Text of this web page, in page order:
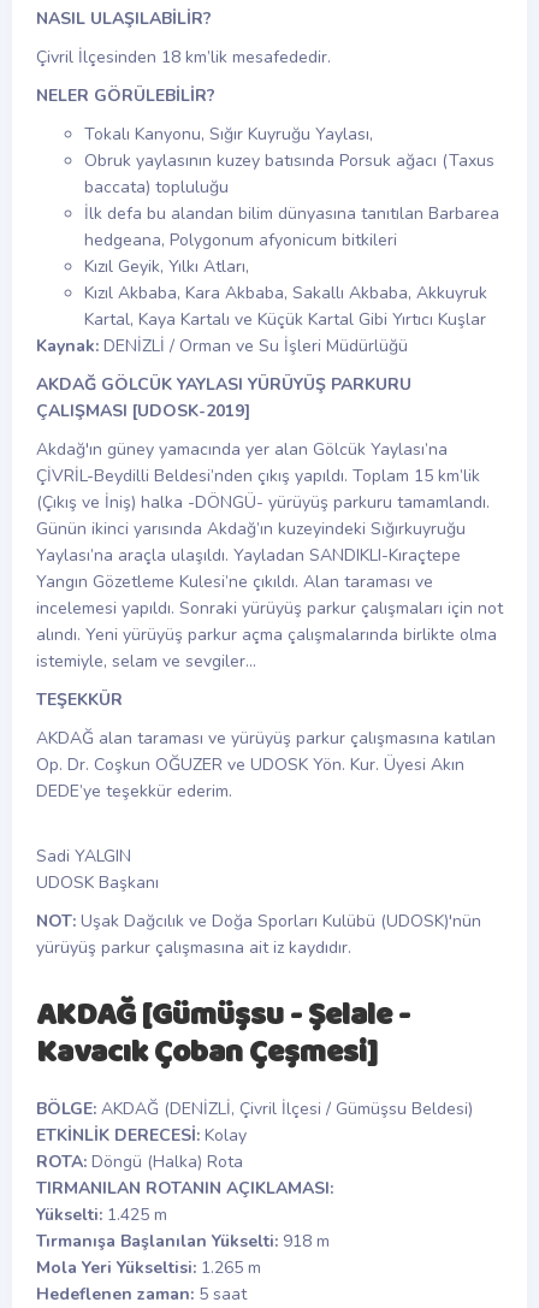
NASIL ULAŞILABİLİR?
Çivril İlçesinden 18 km’lik mesafededir.
NELER GÖRÜLEBİLİR?
Tokalı Kanyonu, Sığır Kuyruğu Yaylası,
Obruk yaylasının kuzey batısında Porsuk ağacı (Taxus
baccata) topluluğu
İlk defa bu alandan bilim dünyasına tanıtılan Barbarea
hedgeana, Polygonum afyonicum bitkileri
Kızıl Geyik, Yılkı Atları,
Kızıl Akbaba, Kara Akbaba, Sakallı Akbaba, Akkuyruk
Kartal, Kaya Kartalı ve Küçük Kartal Gibi Yırtıcı Kuşlar
Kaynak: DENİZLİ / Orman ve Su İşleri Müdürlüğü
AKDAĞ GÖLCÜK YAYLASI YÜRÜYÜŞ PARKURU
ÇALIŞMASI [UDOSK-2019]
Akdağ'ın güney yamacında yer alan Gölcük Yaylası’na
ÇİVRİL-Beydilli Beldesi’nden çıkış yapıldı. Toplam 15 km’lik
(Çıkış ve İniş) halka -DÖNGÜ- yürüyüş parkuru tamamlandı.
Günün ikinci yarısında Akdağ’ın kuzeyindeki Sığırkuyruğu
Yaylası’na araçla ulaşıldı. Yayladan SANDIKLI-Kıraçtepe
Yangın Gözetleme Kulesi’ne çıkıldı. Alan taraması ve
incelemesi yapıldı. Sonraki yürüyüş parkur çalışmaları için not
alındı. Yeni yürüyüş parkur açma çalışmalarında birlikte olma
istemiyle, selam ve sevgiler…
TEŞEKKÜR
AKDAĞ alan taraması ve yürüyüş parkur çalışmasına katılan
Op. Dr. Coşkun OĞUZER ve UDOSK Yön. Kur. Üyesi Akın
DEDE’ye teşekkür ederim.
Sadi YALGIN
UDOSK Başkanı
NOT: Uşak Dağcılık ve Doğa Sporları Kulübü (UDOSK)'nün
yürüyüş parkur çalışmasına ait iz kaydıdır.
AKDAĞ [Gümüşsu - Şelale -
Kavacık Çoban Çeşmesi]
BÖLGE: AKDAĞ (DENİZLİ, Çivril İlçesi / Gümüşsu Beldesi)
ETKİNLİK DERECESİ: Kolay
ROTA: Döngü (Halka) Rota
TIRMANILAN ROTANIN AÇIKLAMASI:
Yükselti: 1.425 m
Tırmanışa Başlanılan Yükselti: 918 m
Mola Yeri Yükseltisi: 1.265 m
Hedeflenen zaman: 5 saat